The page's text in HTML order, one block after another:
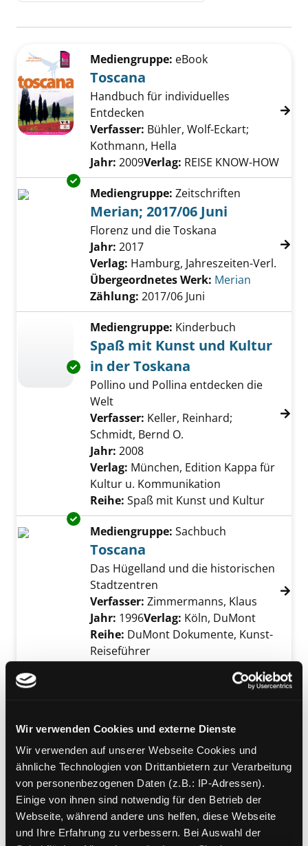
Wir verwenden Cookies und externe Dienste
Wir verwenden auf unserer Webseite Cookies und
ähnliche Technologien von Drittanbietern zur Verarbeitung
von personenbezogenen Daten (z.B.: IP-Adressen).
Einige von ihnen sind notwendig für den Betrieb der
Webseite, während andere uns helfen, diese Webseite
und Ihre Erfahrung zu verbessern. Bei Auswahl der
Zu den Suchfiltern springen
Mediengruppe: eBook
Toscana
Handbuch für individuelles
Entdecken
Verfasser: Bühler, Wolf-Eckart;
Kothmann, Hella
Jahr: 2009Verlag: REISE KNOW-HOW
Exemplar-Details von Merian; 2017/06 Juni
Mediengruppe: Zeitschriften
Merian; 2017/06 Juni
Florenz und die Toskana
Suche nach diesem Verfasser
Jahr: 2017
Verlag: Hamburg, Jahreszeiten-Verl.
Übergeordnetes Werk: Merian
Zählung: 2017/06 Juni
Exemplar-Details von Spaß mit Kunst und
Mediengruppe: Kinderbuch
Spaß mit Kunst und Kultur
in der Toskana
Pollino und Pollina entdecken die
Welt
Verfasser: Keller, Reinhard;
Schmidt, Bernd O.
Jahr: 2008
Verlag: München, Edition Kappa für
Kultur u. Kommunikation
Reihe: Spaß mit Kunst und Kultur
Exemplar-Details von Toscana anzeigen
Mediengruppe: Sachbuch
Toscana
Das Hügelland und die historischen
Stadtzentren
Verfasser: Zimmermanns, Klaus
Jahr: 1996Verlag: Köln, DuMont
Reihe: DuMont Dokumente, Kunst-
Reiseführer
Exemplar-Details von Das zweite Kind
Verfasser:De Franchi, Marco
Jahr:2024
Verlag:Berlin, List Taschenbuch
Mediengruppe:Sachbuch
Toskana
[mit großem Faltplan]